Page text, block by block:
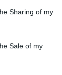
Sharing of my
Sale of my